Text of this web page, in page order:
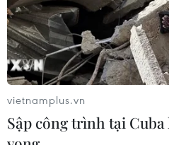
vietnamplus.vn
Sập công trình tại